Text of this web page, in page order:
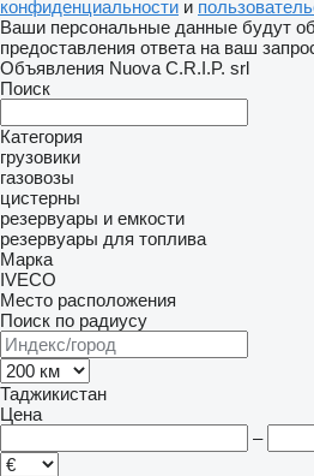
конфиденциальности и
Ваши персональные данные будут
предоставления ответа на ваш
Объявления Nuova C.R.I.P. srl
Поиск
Категория
грузовики
газовозы
цистерны
резервуары и емкости
резервуары для топлива
Марка
IVECO
Место расположения
Поиск по радиусу
Таджикистан
Цена
–